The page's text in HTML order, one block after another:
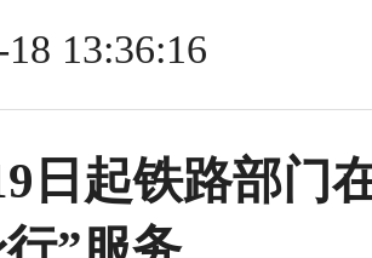
13:36:16
日起铁路部门